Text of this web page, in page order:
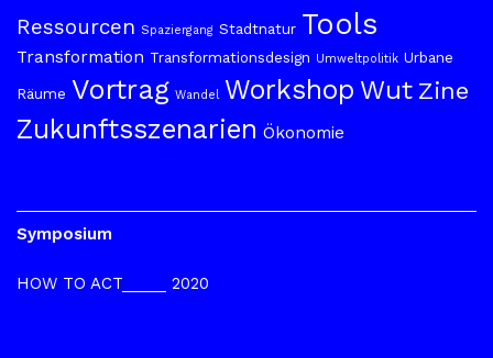
Ressourcen Spaziergang Stadtnatur Tools
Transformation Transformationsdesign Umweltpolitik Urbane
Räume Vortrag Wandel Workshop Wut Zine
Zukunftsszenarien Ökonomie
Symposium
HOW TO ACT_____ 2020